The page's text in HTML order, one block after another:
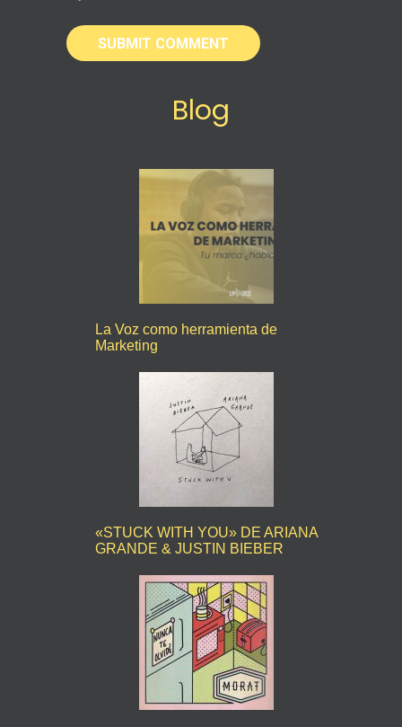
Blog
La Voz como herramienta de
Marketing
«STUCK WITH YOU» DE ARIANA
GRANDE & JUSTIN BIEBER